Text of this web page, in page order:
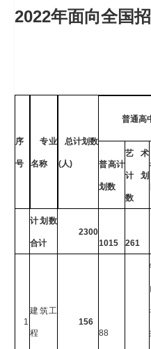
2022年面向全国
序
号
专业
名称
总计划数
(人)
普通高中
普高计
划数
艺术
计划
数
计划数
合计
2300
1015
261
1
建筑工
程
156
88